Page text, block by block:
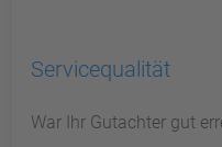
Servicequalität
War Ihr Gutachter gut